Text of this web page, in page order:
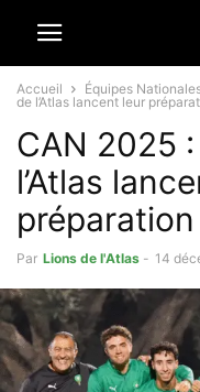
Accueil Équipes
de l’Atlas lancent leur
CAN 2025
l’Atlas
préparation
Par Lions de l'Atlas - 14